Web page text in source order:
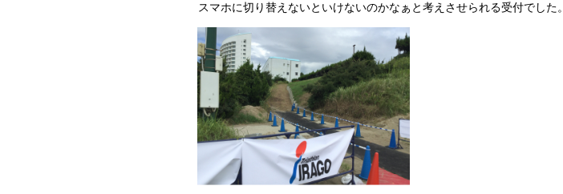
スマホに切り替えないといけないのかなぁと考えさせられる受付でした。